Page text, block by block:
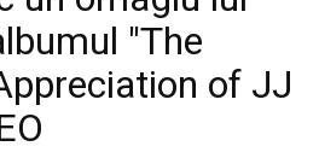
"The
of JJ